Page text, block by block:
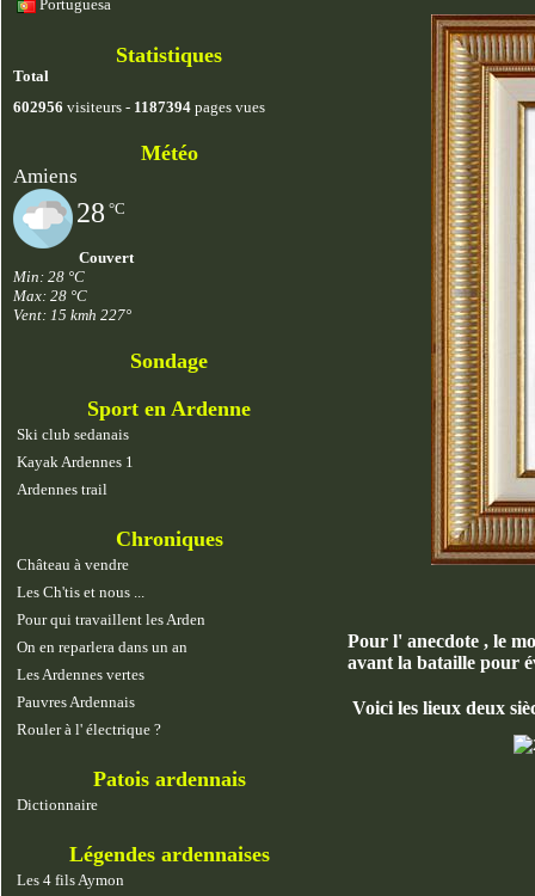
Portuguesa
Statistiques
Total
602956 visiteurs - 1187394 pages vues
Météo
Amiens
28 °C
Couvert
Min: 28 °C
Max: 28 °C
Vent: 15 kmh 227°
Sondage
Sport en Ardenne
Ski club sedanais
Kayak Ardennes 1
Ardennes trail
Chroniques
Château à vendre
Les Ch'tis et nous ...
Pour qui travaillent les Arden
On en reparlera dans un an
Les Ardennes vertes
Pauvres Ardennais
Rouler à l' électrique ?
Patois ardennais
Dictionnaire
Légendes ardennaises
Les 4 fils Aymon
Pour l' anecdote , le
avant la bataille pour
Voici les lieux deux